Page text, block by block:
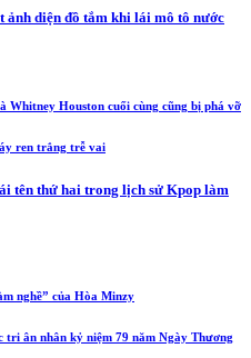
ảnh diện đồ tắm khi lái mô tô nước
Whitney Houston cuối cùng cũng bị phá vỡ
ren trắng trễ vai
tên thứ hai trong lịch sử Kpop làm
nghề” của Hòa Minzy
tri ân nhân kỷ niệm 79 năm Ngày Thương